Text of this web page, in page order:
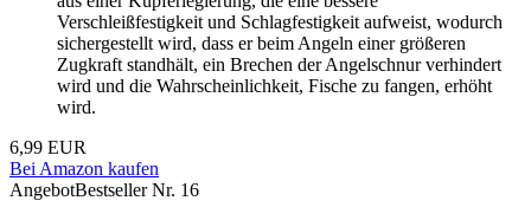
Verschleißfestigkeit und Schlagfestigkeit aufweist, wodurch
sichergestellt wird, dass er beim Angeln einer größeren
Zugkraft standhält, ein Brechen der Angelschnur verhindert
wird und die Wahrscheinlichkeit, Fische zu fangen, erhöht
wird.
6,99 EUR
Bei Amazon kaufen
AngebotBestseller Nr. 16